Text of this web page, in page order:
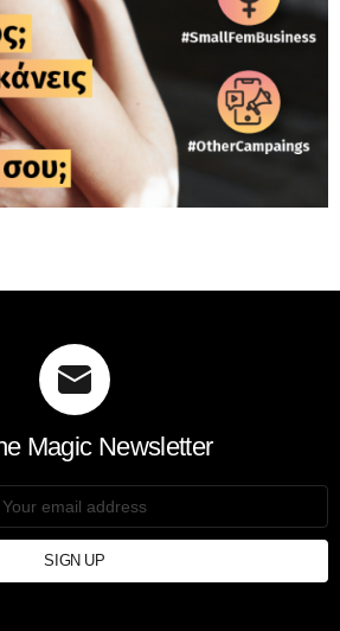
Magic Newsletter